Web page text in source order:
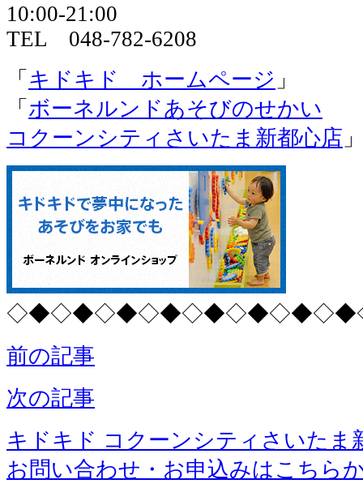
10:00-21:00
TEL 048-782-6208
「 キドキド ホームページ 」
「 ボーネルンドあそびのせかい
コクーンシティさいたま新都心店
前の記事
次の記事
キドキド コクーンシティさいたま
お問い合わせ・お申込みはこちら